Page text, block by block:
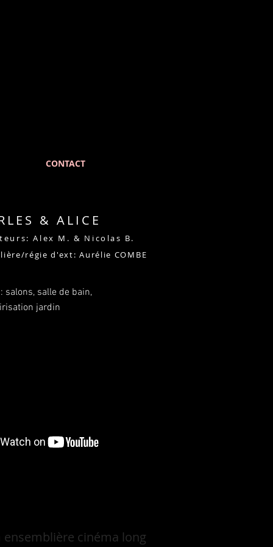
CONTACT
& ALICE
Alex M. & Nicolas B.
régie d'ext: Aurélie COMBE
salons, salle de bain,
jardin
cinéma long